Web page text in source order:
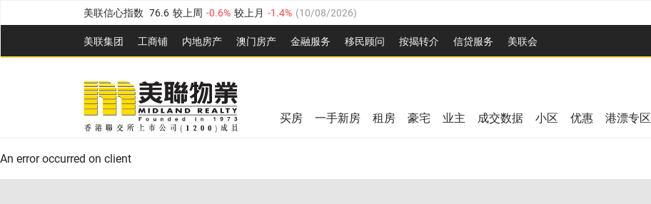
美联信心指数 76.6 较上周 -0.6% 较上月 -1.4% (10/08/2026)
全港指数 148.9 较上周 -0.1% 较上月 0.1% 10/08/2026 )
港岛指数 157.0 较上周 -0.2% 较上月 0.2% (10/08/2026)
九龙指数 155.7 较上周 -0.4% 较上月
新界指数 135.1 较上周 0.3% 较上月 10/08/2026
美联信心指数 76.6 较上周 -0.6% 较上月
美联集团 工商铺 内地房产 澳⻔房产 金融服务 移民顾问 按揭转介 信贷服务 美联会
全港指数 148.9 较上周 -0.1% 较上月
买房 一手新房 租房 豪宅 业主 成交数据 小区 优惠 港漂专区
An error occurred on client